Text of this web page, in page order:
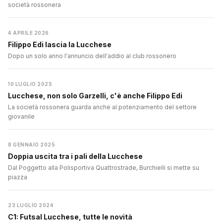
società rossonera
4 APRILE 2026
Filippo Edi lascia la Lucchese
Dopo un solo anno l'annuncio dell'addio al club rossonero
10 LUGLIO 2025
Lucchese, non solo Garzelli, c'è anche Filippo Edi
La società rossonera guarda anche al potenziamento del settore
giovanile
8 GENNAIO 2025
Doppia uscita tra i pali della Lucchese
Dal Poggetto alla Polisportiva Quattrostrade, Burchielli si mette su
piazza
23 LUGLIO 2024
C1: Futsal Lucchese, tutte le novità